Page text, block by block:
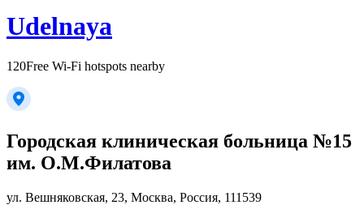
Udelnaya
120Free Wi-Fi hotspots nearby
Городская клиническая больница №15
им. О.М.Филатова
ул. Вешняковская, 23, Москва, Россия, 111539